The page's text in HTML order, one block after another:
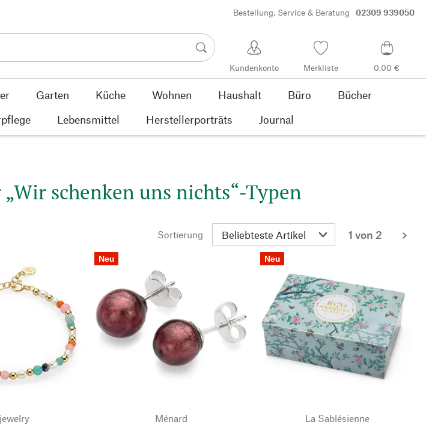
Bestellung, Service & Beratung 02309 939050
Kundenkonto Merkliste 0,00 €
Garten Küche Wohnen Haushalt Büro
Bücher
Lebensmittel Herstellerporträts Journal
schenken uns nichts“-Typen
Sortierung
1 von 2
Neu
Ménard
Neu
La Sablésienne